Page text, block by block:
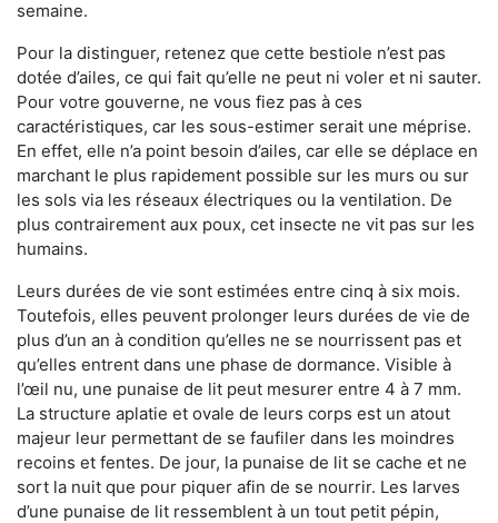
semaine.
Pour la distinguer, retenez que cette bestiole n’est pas
dotée d’ailes, ce qui fait qu’elle ne peut ni voler et ni sauter.
Pour votre gouverne, ne vous fiez pas à ces
caractéristiques, car les sous-estimer serait une méprise.
En effet, elle n’a point besoin d’ailes, car elle se déplace en
marchant le plus rapidement possible sur les murs ou sur
les sols via les réseaux électriques ou la ventilation. De
plus contrairement aux poux, cet insecte ne vit pas sur les
humains.
Leurs durées de vie sont estimées entre cinq à six mois.
Toutefois, elles peuvent prolonger leurs durées de vie de
plus d’un an à condition qu’elles ne se nourrissent pas et
qu’elles entrent dans une phase de dormance. Visible à
l’œil nu, une punaise de lit peut mesurer entre 4 à 7 mm.
La structure aplatie et ovale de leurs corps est un atout
majeur leur permettant de se faufiler dans les moindres
recoins et fentes. De jour, la punaise de lit se cache et ne
sort la nuit que pour piquer afin de se nourrir. Les larves
d’une punaise de lit ressemblent à un tout petit pépin,